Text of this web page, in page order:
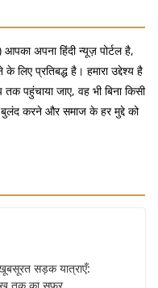
अपना हिंदी न्यूज़ पोर्टल है,
प्रतिबद्ध है। हमारा उद्देश्य है
पहुंचाया जाए, वह भी बिना किसी
करने और समाज के हर मुद्दे को
तक का सफर